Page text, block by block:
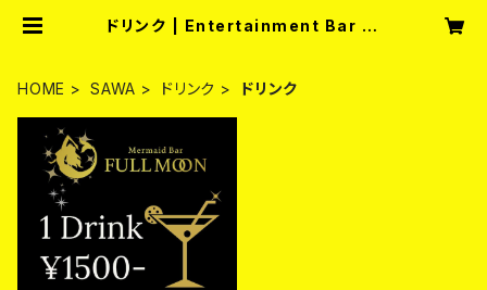
ドリンク | Entertainment Bar fu
HOME SAWA ドリンク ドリンク